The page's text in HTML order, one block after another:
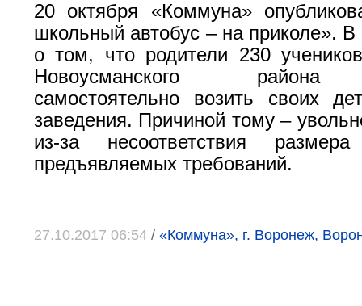
20 октября «Коммуна»
школьный автобус – на приколе». В
о том, что родители 230
Новоусманского района
самостоятельно возить своих
заведения. Причиной тому –
из-за несоответствия
предъявляемых требований.
27.10.2017 06:54 / «Коммуна», г. Воронеж,